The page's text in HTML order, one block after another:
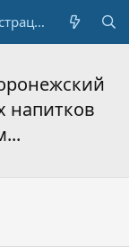
Регистрация
напитков